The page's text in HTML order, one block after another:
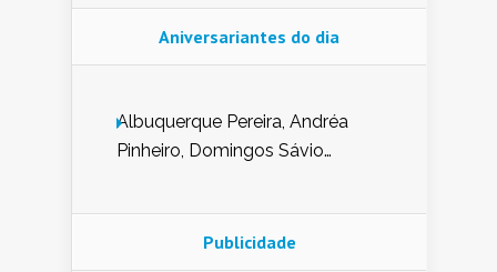
Aniversariantes do dia
Albuquerque Pereira, Andréa
Pinheiro, Domingos Sávio
Nunes de Sena, Fátima Peixoto,
Glória Pereira, Kátia Mesel,
Publicidade